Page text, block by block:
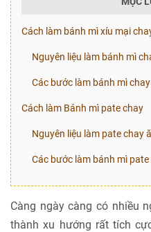
Cách làm bánh mì xíu mại
Nguyên liệu làm bánh mì
Các bước làm bánh mì
Cách làm Bánh mì pate chay
Nguyên liệu làm pate chay
Các bước làm bánh mì pate
Càng ngày càng có nhiều
thành xu hướng rất tích